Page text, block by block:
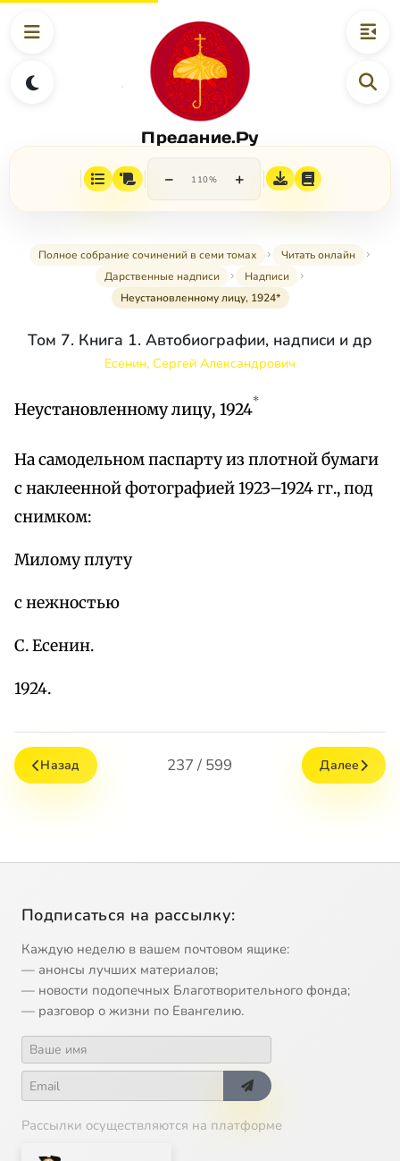
Предание.Ру
− 110% +
Полное собрание сочинений в семи томах
Читать онлайн
Дарственные надписи
Надписи
Неустановленному лицу, 1924*
Том 7. Книга 1. Автобиографии, надписи и др
Есенин, Сергей Александрович
Неустановленному лицу, 1924*
На самодельном паспарту из плотной бумаги
с наклеенной фотографией 1923–1924 гг., под
снимком:
Милому плуту
с нежностью
С. Есенин.
1924.
Назад 237 / 599 Далее
Подписаться на рассылку:
Каждую неделю в вашем почтовом ящике:
— анонсы лучших материалов;
— новости подопечных Благотворительного фонда;
— разговор о жизни по Евангелию.
Рассылки осуществляются на платформе